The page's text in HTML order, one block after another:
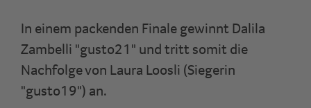
In einem packenden Finale gewinnt Dalila
Zambelli "gusto21" und tritt somit die
Nachfolge von Laura Loosli (Siegerin
"gusto19") an.